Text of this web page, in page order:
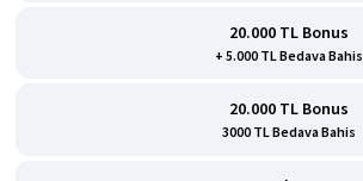
20.000 TL Bonus
+ 5.000 TL Bedava Bahis
20.000 TL Bonus
3000 TL Bedava Bahis